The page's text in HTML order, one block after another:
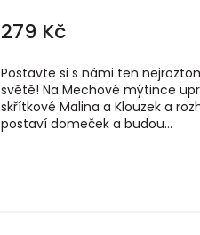
279 Kč
Postavte si s námi ten
světě! Na Mechové mýtince
skřítkové Malina a Klouzek a
postaví domeček a budou...